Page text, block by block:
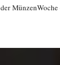
MünzenWoche